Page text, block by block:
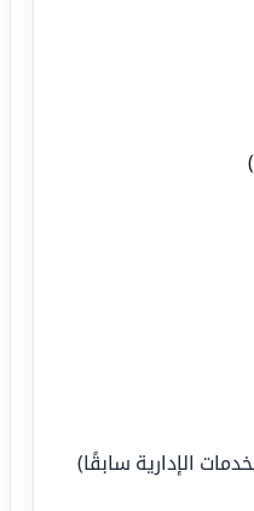
الإدارية سابقًا)